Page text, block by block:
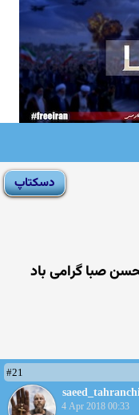
صبا گرامی باد
#21
4 Apr 2018 00:33